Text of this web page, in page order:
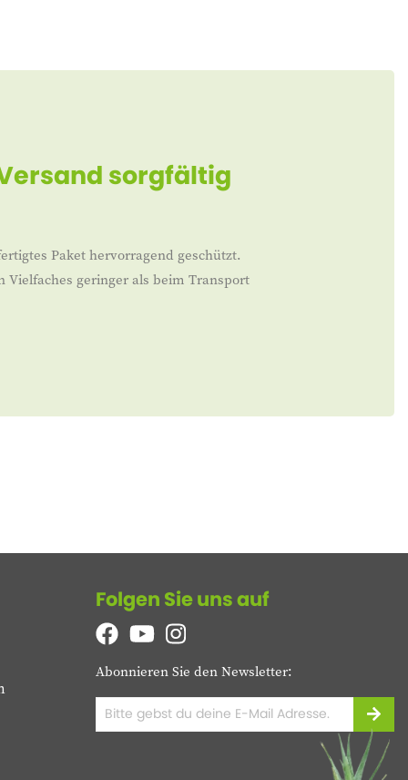
sorgfältig
Paket hervorragend geschützt.
Vielfaches geringer als beim Transport
Folgen Sie uns auf
Abonnieren Sie den Newsletter: